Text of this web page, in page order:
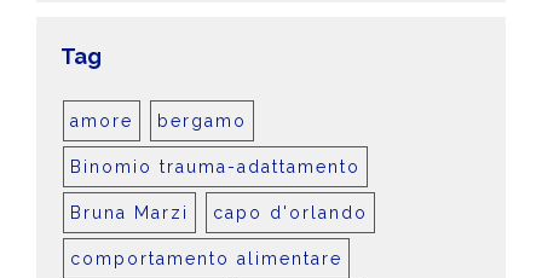
Tag
amore bergamo
Binomio trauma-adattamento
Bruna Marzi capo d'orlando
comportamento alimentare